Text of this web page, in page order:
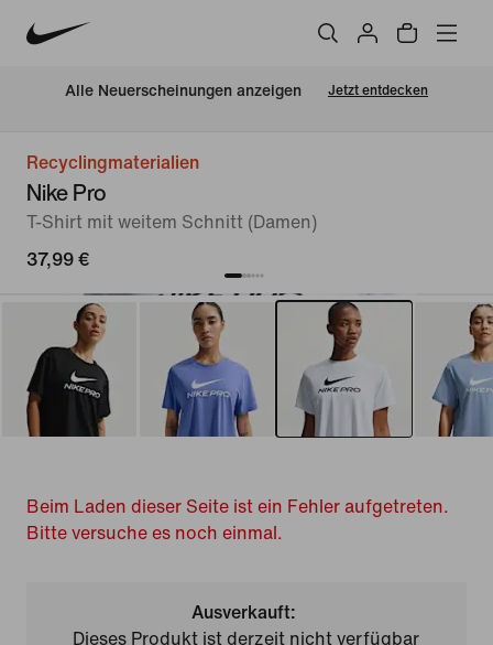
Alle Neuerscheinungen anzeigen Jetzt entdecken
Recyclingmaterialien
Nike Pro
T-Shirt mit weitem Schnitt (Damen)
37,99 €
Beim Laden dieser Seite ist ein Fehler aufgetreten.
Bitte versuche es noch einmal.
Ausverkauft:
Dieses Produkt ist derzeit nicht verfügbar